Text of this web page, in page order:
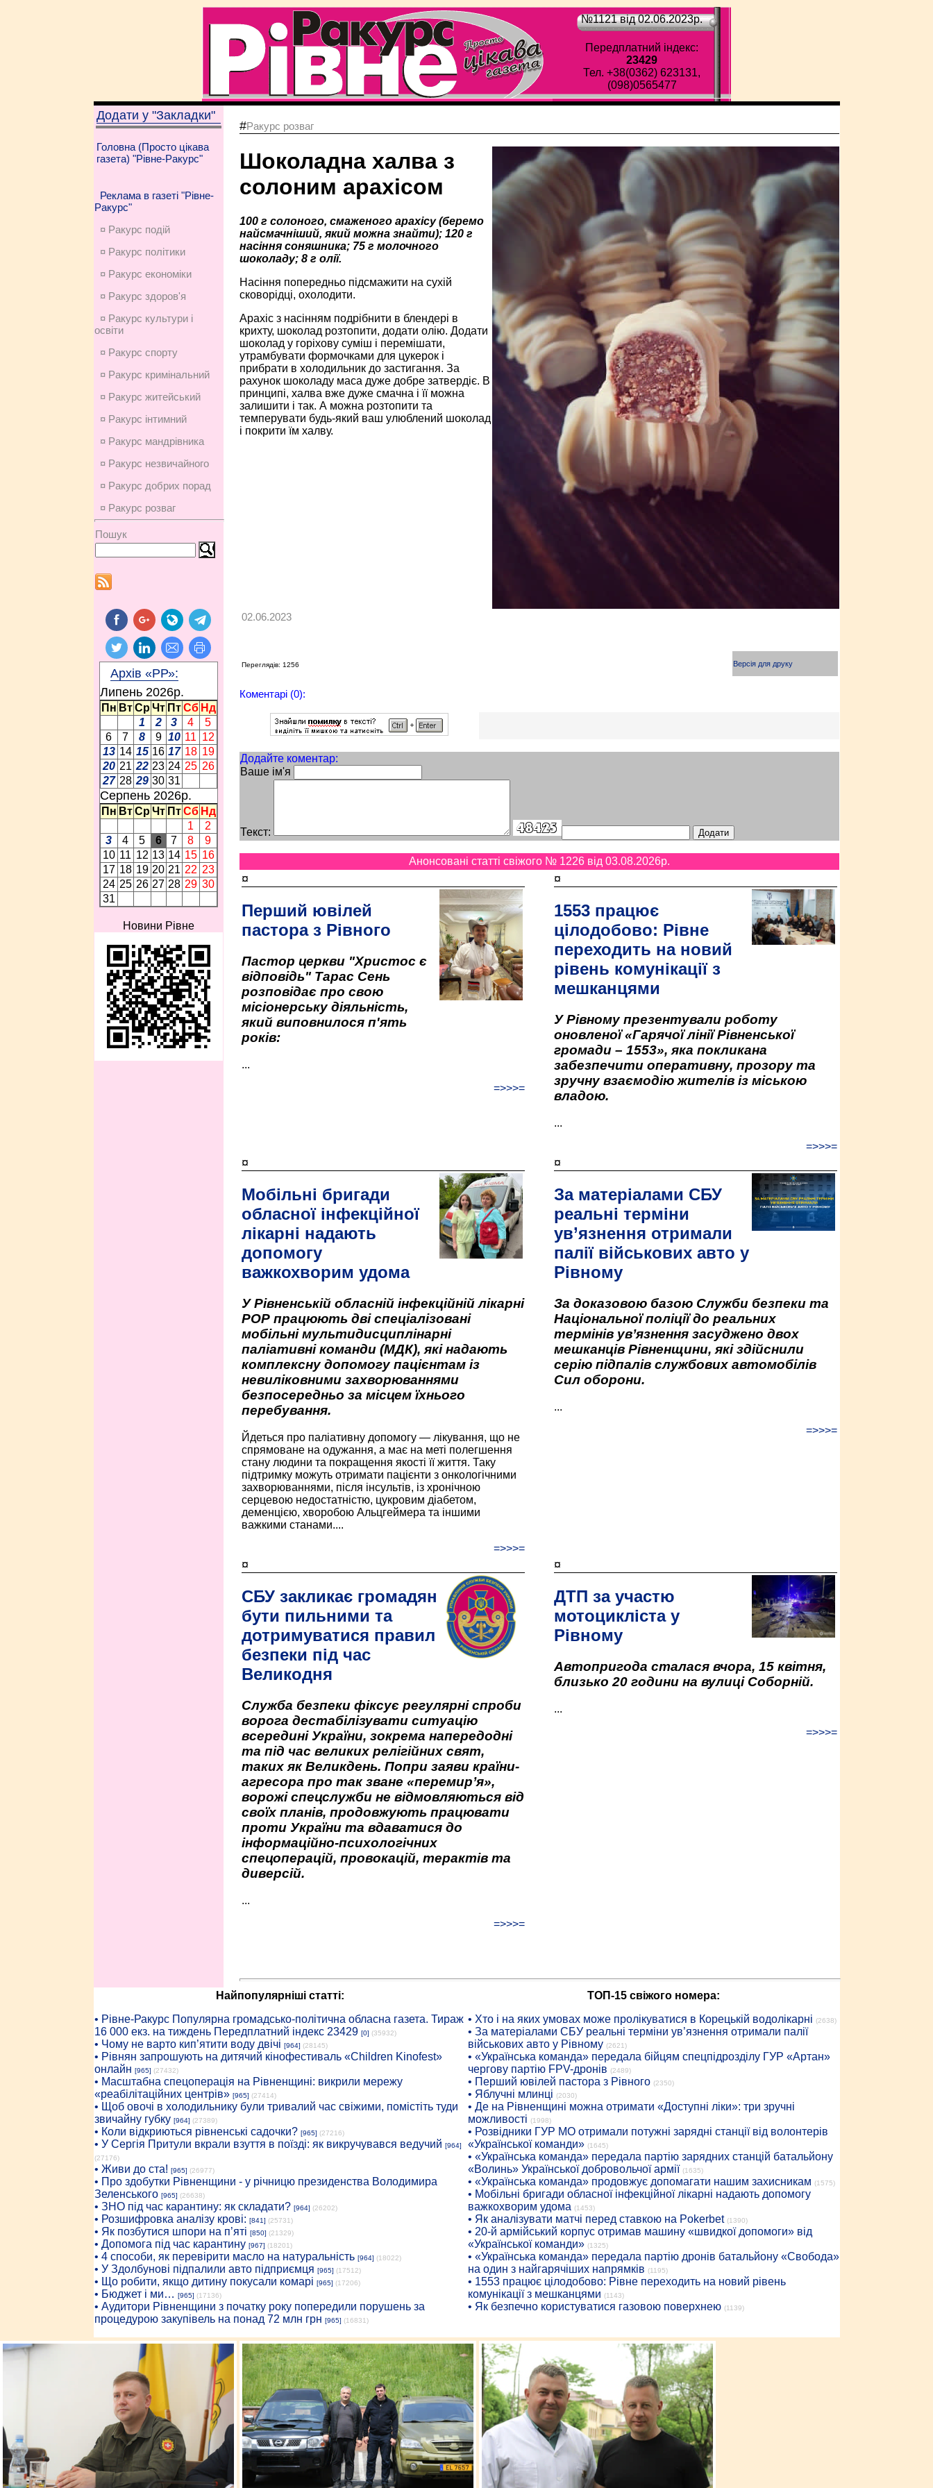
№1121 від 02.06.2023p.
Передплатний індекс:
23429
Тел. +38(0362) 623131,
(098)0565477
Додати у "Закладки"
Головна (Просто цікава
газета) "Рівне-Ракурс"
Реклама в газеті "Рівне-
Ракурс"
¤ Ракурс подій
¤ Ракурс політики
¤ Ракурс економiки
¤ Ракурс здоров'я
¤ Ракурс культури і
освіти
¤ Ракурс спорту
¤ Ракурс кримінальний
¤ Ракурс житейський
¤ Ракурс інтимний
¤ Ракурс мандрівника
¤ Ракурс незвичайного
¤ Ракурс добрих порад
¤ Ракурс розваг
Пошук
Архів «РР»:
Липень 2026p.
Пн Вт Ср Чт Пт Сб Нд
1
2 3 4
5
6
7 8 9 10 11 12
13 14 15 16 17 18 19
20 21 22 23 24 25 26
27 28 29 30 31
Серпень 2026p.
Пн Вт Ср Чт Пт Сб Нд
1
2
3
4 5 6 7 8
9
10 11 12 13 14 15 16
17 18 19 20 21 22 23
24 25 26 27 28 29 30
31
Новини Рівне
#Ракурс розваг
Шоколадна халва з
солоним арахісом
100 г солоного, смаженого арахісу (беремо
найсмачніший, який можна знайти); 120 г
насіння соняшника; 75 г молочного
шоколаду; 8 г олії.
Насіння попередньо підсмажити на сухій
сковорідці, охолодити.
Арахіс з насінням подрібнити в блендері в
крихту, шоколад розтопити, додати олію. Додати
шоколад у горіхову суміш і перемішати,
утрамбувати формочками для цукерок і
прибрати в холодильник до застигання. За
рахунок шоколаду маса дуже добре затвердіє. В
принципі, халва вже дуже смачна і її можна
залишити і так. А можна розтопити та
темперувати будь-який ваш улюблений шоколад
і покрити їм халву.
02.06.2023
Переглядів: 1256 Версія для друку
Коментарі (0):
Додайте коментар:
Ваше ім'я
Текст:
Анонсовані статті свіжого № 1226 від 03.08.2026p.
¤
Перший ювілей
пастора з Рівного
Пастор церкви "Христос є
відповідь" Тарас Сень
розповідає про свою
місіонерську діяльність,
який виповнилося п'ять
років:
...
=>>>=
¤
1553 працює
цілодобово: Рівне
переходить на новий
рівень комунікації з
мешканцями
У Рівному презентували роботу
оновленої «Гарячої лінії Рівненської
громади – 1553», яка покликана
забезпечити оперативну, прозору та
зручну взаємодію жителів із міською
владою.
...
=>>>=
¤
Мобільні бригади
обласної інфекційної
лікарні надають
допомогу
важкохворим удома
У Рівненській обласній інфекційній лікарні
РОР працюють дві спеціалізовані
мобільні мультидисциплінарні
паліативні команди (МДК), які надають
комплексну допомогу пацієнтам із
невиліковними захворюваннями
безпосередньо за місцем їхнього
перебування.
Йдеться про паліативну допомогу — лікування, що не
спрямоване на одужання, а має на меті полегшення
стану людини та покращення якості її життя. Таку
підтримку можуть отримати пацієнти з онкологічними
захворюваннями, після інсультів, із хронічною
серцевою недостатністю, цукровим діабетом,
деменцією, хворобою Альцгеймера та іншими
важкими станами....
=>>>=
¤
За матеріалами СБУ
реальні терміни
ув’язнення отримали
палії військових авто у
Рівному
За доказовою базою Служби безпеки та
Національної поліції до реальних
термінів ув’язнення засуджено двох
мешканців Рівненщини, які здійснили
серію підпалів службових автомобілів
Сил оборони.
...
=>>>=
¤
СБУ закликає громадян
бути пильними та
дотримуватися правил
безпеки під час
Великодня
Служба безпеки фіксує регулярні спроби
ворога дестабілізувати ситуацію
всередині України, зокрема напередодні
та під час великих релігійних свят,
таких як Великдень. Попри заяви країни-
агресора про так зване «перемир’я»,
ворожі спецслужби не відмовляються від
своїх планів, продовжують працювати
проти України та вдаватися до
інформаційно-психологічних
спецоперацій, провокацій, терактів та
диверсій.
...
=>>>=
¤
ДТП за участю
мотоцикліста у
Рівному
Автопригода сталася вчора, 15 квітня,
близько 20 години на вулиці Соборній.
...
=>>>=
Найпопулярніші статті:
• Рiвне-Ракурс Популярна громадсько-політична обласна газета. Тираж
16 000 екз. на тиждень Передплатний індекс 23429 [0] (35932)
• Чому не варто кип’ятити воду двічі [964] (28145)
• Рівнян запрошують на дитячий кінофестиваль «Children Kinofest»
онлайн [965] (27432)
• Масштабна спецоперація на Рівненщині: викрили мережу
«реабілітаційних центрів» [965] (27414)
• Щоб овочі в холодильнику були тривалий час свіжими, помістіть туди
звичайну губку [964] (27389)
• Коли відкриються рівненські садочки? [965] (27216)
• У Сергія Притули вкрали взуття в поїзді: як викручувався ведучий [964]
(27176)
• Живи до ста! [965] (26977)
• Про здобутки Рівненщини - у річницю президенства Володимира
Зеленського [965] (26638)
• ЗНО під час карантину: як складати? [964] (26202)
• Розшифровка аналізу крові: [841] (25731)
• Як позбутися шпори на п’яті [850] (21329)
• Допомога під час карантину [967] (18201)
• 4 способи, як перевірити масло на натуральність [964] (18022)
• У Здолбунові підпалили авто підприємця [965] (17512)
• Що робити, якщо дитину покусали комарі [965] (17206)
• Бюджет і ми… [965] (17136)
• Аудитори Рівненщини з початку року попередили порушень за
процедурою закупівель на понад 72 млн грн [965] (16831)
ТОП-15 свіжого номера:
• Хто і на яких умовах може пролікуватися в Корецькій водолікарні (2638)
• За матеріалами СБУ реальні терміни ув’язнення отримали палії
військових авто у Рівному (2621)
• «Українська команда» передала бійцям спецпідрозділу ГУР «Артан»
чергову партію FPV-дронів (2489)
• Перший ювілей пастора з Рівного (2350)
• Яблучні млинці (2030)
• Де на Рівненщині можна отримати «Доступні ліки»: три зручні
можливості (1998)
• Розвідники ГУР МО отримали потужні зарядні станції від волонтерів
«Української команди» (1645)
• «Українська команда» передала партію зарядних станцій батальйону
«Волинь» Української добровольчої армії (1635)
• «Українська команда» продовжує допомагати нашим захисникам (1575)
• Мобільні бригади обласної інфекційної лікарні надають допомогу
важкохворим удома (1453)
• Як аналізувати матчі перед ставкою на Pokerbet (1390)
• 20-й армійський корпус отримав машину «швидкої допомоги» від
«Української команди» (1325)
• «Українська команда» передала партію дронів батальйону «Свобода»
на один з найгарячіших напрямків (1195)
• 1553 працює цілодобово: Рівне переходить на новий рівень
комунікації з мешканцями (1143)
• Як безпечно користуватися газовою поверхнею (1139)